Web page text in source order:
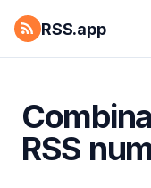
RSS.app
RSS